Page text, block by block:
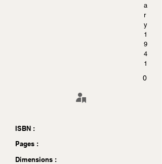
a
r
y
1
9
4
1
0
ISBN :
Pages :
Dimensions :